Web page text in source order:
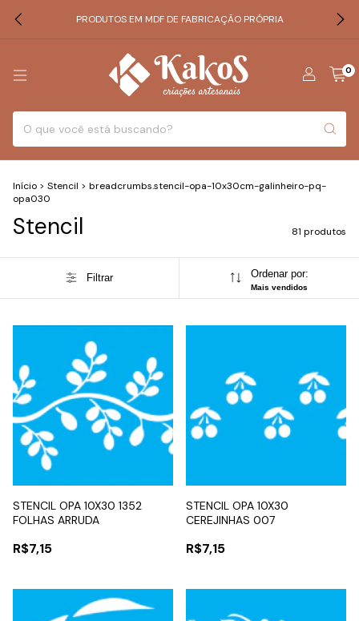
PRODUTOS EM MDF DE FABRICAÇÃO PRÓPRIA
0
Início > Stencil > breadcrumbs.stencil-opa-10x30cm-galinheiro-pq-
opa030
Stencil 81 produtos
Filtrar Ordenar por:
Mais vendidos
STENCIL OPA 10X30 1352
FOLHAS ARRUDA
R$7,15
STENCIL OPA 10X30
CEREJINHAS 007
R$7,15